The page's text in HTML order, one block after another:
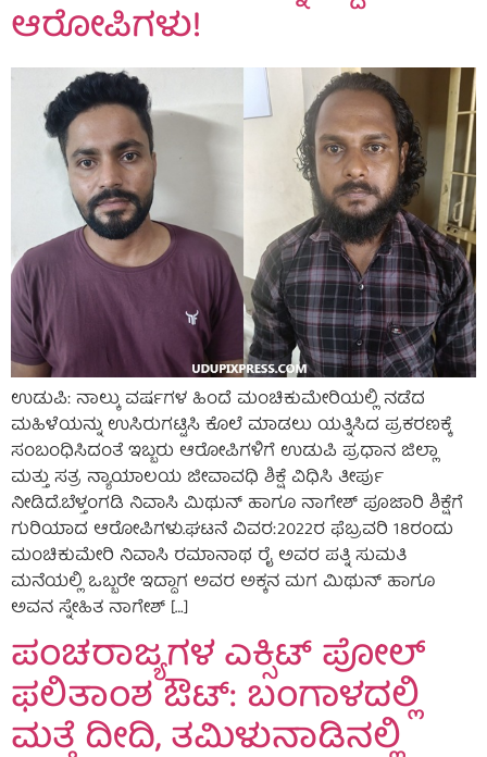
ಆರೋಪಿಗಳು!
ಉಡುಪಿ: ನಾಲ್ಕು ವರ್ಷಗಳ ಹಿಂದೆ ಮಂಚಿಕುಮೇರಿಯಲ್ಲಿ ನಡೆದ
ಮಹಿಳೆಯನ್ನು ಉಸಿರುಗಟ್ಟಿಸಿ ಕೊಲೆ ಮಾಡಲು ಯತ್ನಿಸಿದ ಪ್ರಕರಣಕ್ಕೆ
ಸಂಬಂಧಿಸಿದಂತೆ ಇಬ್ಬರು ಆರೋಪಿಗಳಿಗೆ ಉಡುಪಿ ಪ್ರಧಾನ ಜಿಲ್ಲಾ
ಮತ್ತು ಸತ್ರ ನ್ಯಾಯಾಲಯ ಜೀವಾವಧಿ ಶಿಕ್ಷೆ ವಿಧಿಸಿ ತೀರ್ಪು
ನೀಡಿದೆ.ಬೆಳ್ತಂಗಡಿ ನಿವಾಸಿ ಮಿಥುನ್ ಹಾಗೂ ನಾಗೇಶ್ ಪೂಜಾರಿ ಶಿಕ್ಷೆಗೆ
ಗುರಿಯಾದ ಆರೋಪಿಗಳು.ಘಟನೆ ವಿವರ:2022ರ ಫೆಬ್ರವರಿ 18ರಂದು
ಮಂಚಿಕುಮೇರಿ ನಿವಾಸಿ ರಮಾನಾಥ ರೈ ಅವರ ಪತ್ನಿ ಸುಮತಿ
ಮನೆಯಲ್ಲಿ ಒಬ್ಬರೇ ಇದ್ದಾಗ ಅವರ ಅಕ್ಕನ ಮಗ ಮಿಥುನ್ ಹಾಗೂ
ಅವನ ಸ್ನೇಹಿತ ನಾಗೇಶ್ […]
ಪಂಚರಾಜ್ಯಗಳ ಎಕ್ಸಿಟ್ ಪೋಲ್
ಫಲಿತಾಂಶ ಔಟ್: ಬಂಗಾಳದಲ್ಲಿ
ಮತ್ತೆ ದೀದಿ, ತಮಿಳುನಾಡಿನಲ್ಲಿ